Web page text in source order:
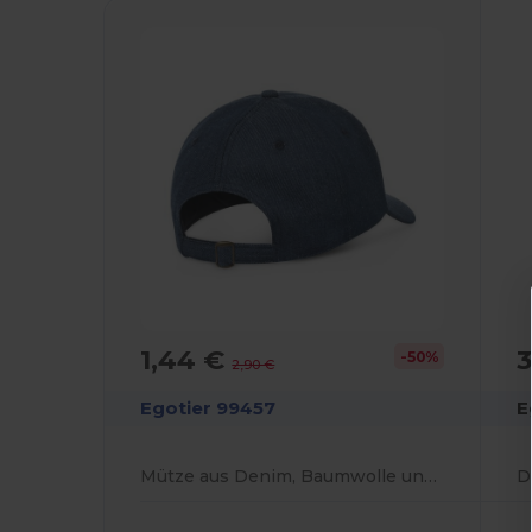
1,44 €2,90 € -50%
Egotier 99457
Mütze aus Denim, Baumwolle und Polyester (300 g/m²)